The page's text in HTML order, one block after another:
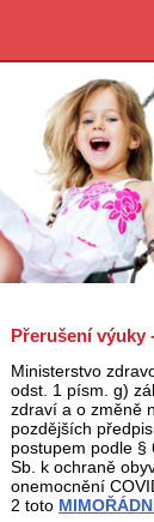
Přerušení výuky
Ministerstvo
odst. 1 písm. g)
zdraví a o změně
pozdějších
postupem podle §
Sb. k ochraně
onemocnění
2 toto